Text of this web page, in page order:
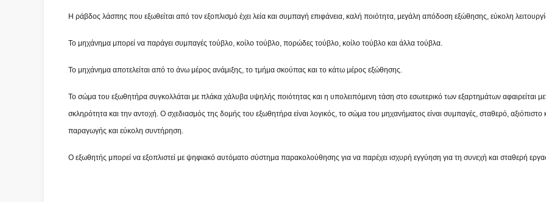
Η ράβδος λάσπης που εξωθείται από τον εξοπλισμό έχει λεία και συμπαγή επιφάνεια, καλή ποιότητα, μεγάλη απόδοση εξώθησης, εύκολη
Το μηχάνημα μπορεί να παράγει συμπαγές τούβλο, κοίλο τούβλο, πορώδες τούβλο, κοίλο τούβλο και άλλα τούβλα.
Το μηχάνημα αποτελείται από το άνω μέρος ανάμιξης, το τμήμα σκούπας και το κάτω μέρος εξώθησης.
Το σώμα του εξωθητήρα συγκολλάται με πλάκα χάλυβα υψηλής ποιότητας και η υπολειπόμενη τάση στο εσωτερικό των εξαρτημάτων αφαιρείται
σκληρότητα και την αντοχή. Ο σχεδιασμός της δομής του εξωθητήρα είναι λογικός, το σώμα του μηχανήματος είναι συμπαγές, σταθερό,
παραγωγής και εύκολη συντήρηση.
Ο εξωθητής μπορεί να εξοπλιστεί με ψηφιακό αυτόματο σύστημα παρακολούθησης για να παρέχει ισχυρή εγγύηση για τη συνεχή και σταθερή